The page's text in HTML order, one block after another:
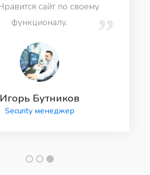
сайт по своему
функционалу.
Игорь Бутников
Security менеджер